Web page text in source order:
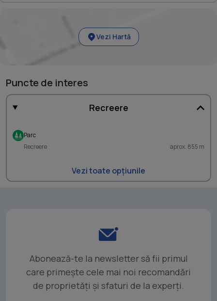
Vezi Hartă
Puncte de interes
Recreere
Parc
Recreere
aprox. 855 m
Vezi toate opțiunile
Abonează-te la newsletter să fii primul
care primește cele mai noi recomandări
de proprietăți și sfaturi de la experți.